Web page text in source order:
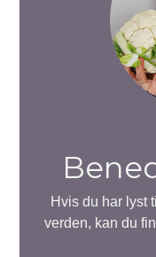
Hvis du har lyst
verden, kan du